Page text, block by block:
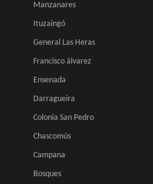
Manzanares
Ituzaingó
General Las Heras
Francisco álvarez
Ensenada
Darragueira
Colonia San Pedro
Chascomús
Campana
Bosques